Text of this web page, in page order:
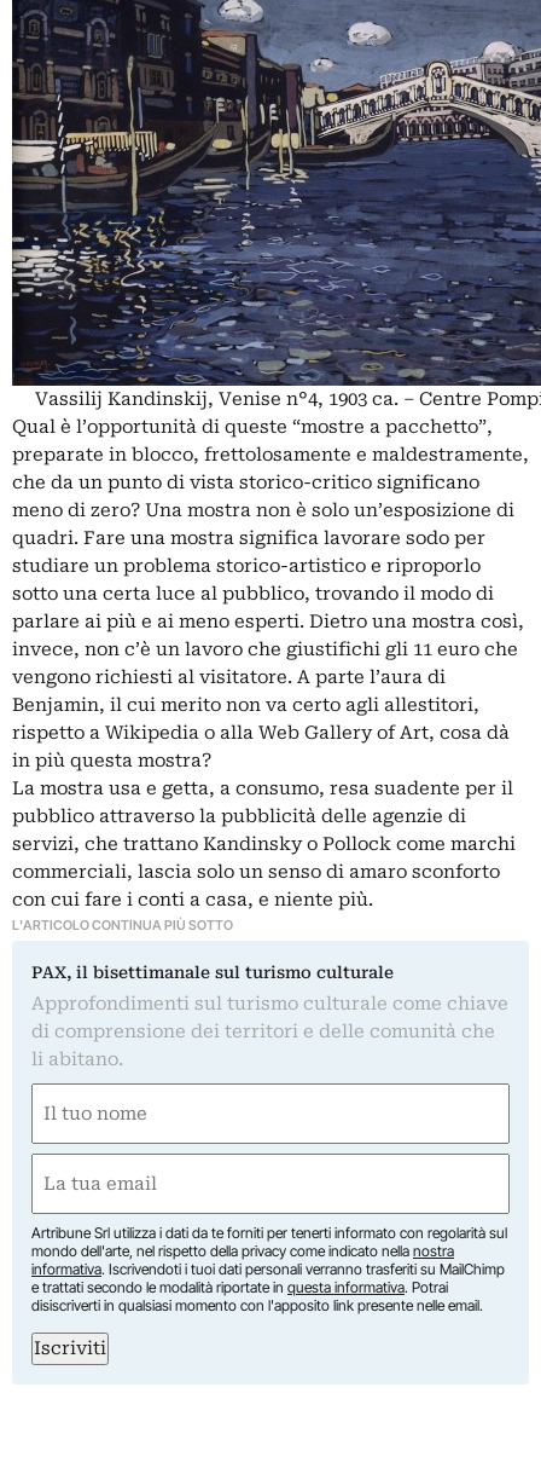
Vassilij Kandinskij, Venise n°4, 1903 ca. – Centre
Qual è l’opportunità di queste “mostre a pacchetto”,
preparate in blocco, frettolosamente e maldestramente,
che da un punto di vista storico-critico significano
meno di zero? Una mostra non è solo un’esposizione di
quadri. Fare una mostra significa lavorare sodo per
studiare un problema storico-artistico e riproporlo
sotto una certa luce al pubblico, trovando il modo di
parlare ai più e ai meno esperti. Dietro una mostra così,
invece, non c’è un lavoro che giustifichi gli 11 euro che
vengono richiesti al visitatore. A parte l’aura di
Benjamin, il cui merito non va certo agli allestitori,
rispetto a Wikipedia o alla Web Gallery of Art, cosa dà
in più questa mostra?
La mostra usa e getta, a consumo, resa suadente per il
pubblico attraverso la pubblicità delle agenzie di
servizi, che trattano Kandinsky o Pollock come marchi
commerciali, lascia solo un senso di amaro sconforto
con cui fare i conti a casa, e niente più.
L'ARTICOLO CONTINUA PIÙ SOTTO
PAX, il bisettimanale sul turismo culturale
Approfondimenti sul turismo culturale come chiave
di comprensione dei territori e delle comunità che
li abitano.
(Required)
(Required)
Artribune Srl utilizza i dati da te forniti per tenerti informato con regolarità sul
mondo dell'arte, nel rispetto della privacy come indicato nella nostra
informativa. Iscrivendoti i tuoi dati personali verranno trasferiti su MailChimp
e trattati secondo le modalità riportate in questa informativa. Potrai
disiscriverti in qualsiasi momento con l'apposito link presente nelle email.
Iscriviti